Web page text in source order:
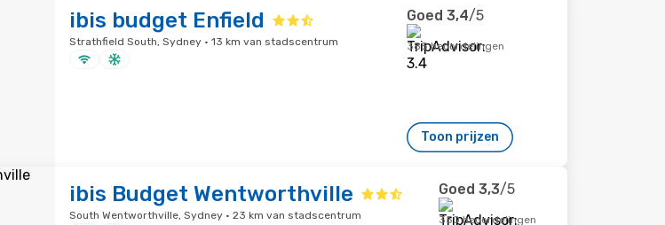
ibis budget Enfield
Strathfield South, Sydney · 13 km van stadscentrum
Goed 3,4/5
385 beoordelingen
Toon prijzen
ibis Budget Wentworthville
South Wentworthville, Sydney · 23 km van stadscentrum
Goed 3,3/5
350 beoordelingen